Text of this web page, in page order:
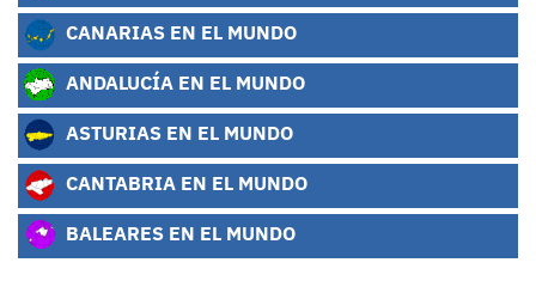
CANARIAS EN EL MUNDO
ANDALUCÍA EN EL MUNDO
ASTURIAS EN EL MUNDO
CANTABRIA EN EL MUNDO
BALEARES EN EL MUNDO